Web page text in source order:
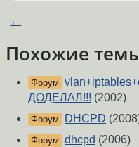
←
Похожие
Форум
ДОДЕЛАЛ!!! (2002)
Форум DHCPD
Форум dhcpd (2006)